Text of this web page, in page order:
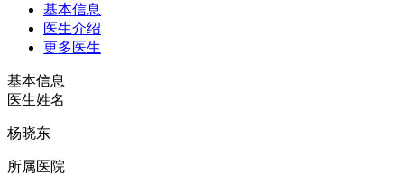
基本信息
医生介绍
更多医生
基本信息
医生姓名
杨晓东
所属医院